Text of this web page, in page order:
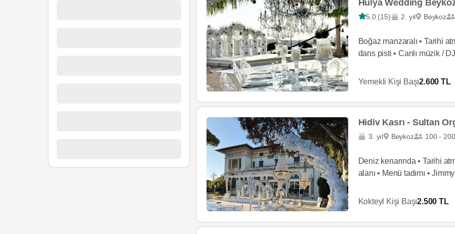
Hülya Wedding
5,0 (15) 2. yıl Beykoz
Boğaz manzaralı • Tarihi
dans pisti • Canlı müzik /
Yemekli Kişi Başı2.600 TL
Hidiv Kasrı - Sultan
3. yıl Beykoz 100 -
Deniz kenarında • Tarihi
alanı • Menü tadımı •
Kokteyl Kişi Başı2.500 TL